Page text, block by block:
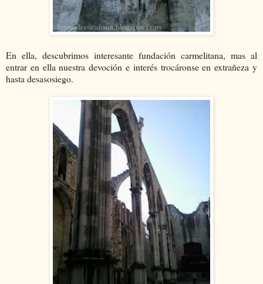
En ella, descubrimos interesante fundación carmelitana, mas al
entrar en ella nuestra devoción e interés trocáronse en extrañeza y
hasta desasosiego.